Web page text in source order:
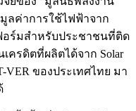
ลค่าการใช้ไฟฟ้าจาก
อร์มสำหรับประชาชนที่ติด
ครดิตที่ผลิตได้จาก Solar
VER ของประเทศไทย มา